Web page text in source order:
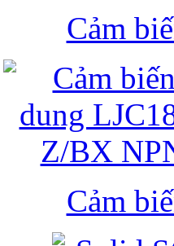
Cảm
Cảm